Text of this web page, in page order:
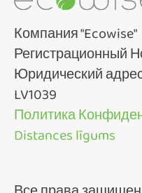
Компания "Ecowise"
Регистрационный
Юридический
LV1039
Политика
Distances līgums